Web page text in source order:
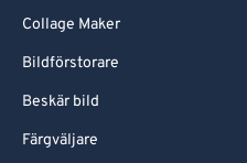
Collage Maker
Bildförstorare
Beskär bild
Färgväljare